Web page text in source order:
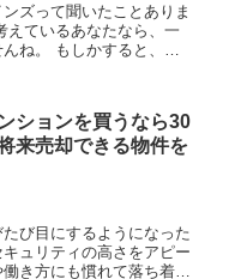
ズって聞いたことありま
えているあなたなら、一
ね。 もしかすると、す
ションを買うなら30
来売却できる物件を
び目にするようになった
ュリティの高さをアピー
き方にも慣れて落ち着い